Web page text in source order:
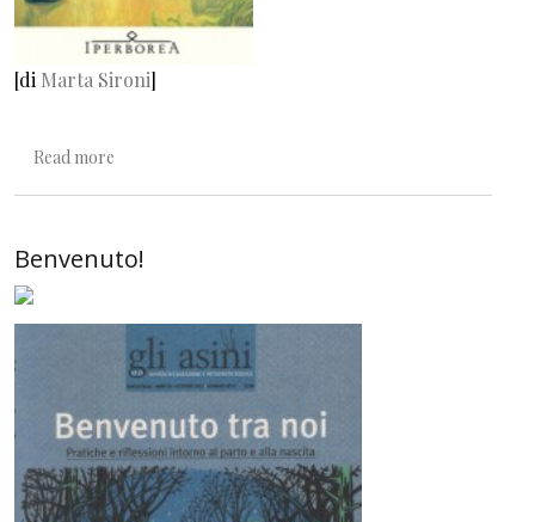
[di Marta Sironi]
Read more
Benvenuto!